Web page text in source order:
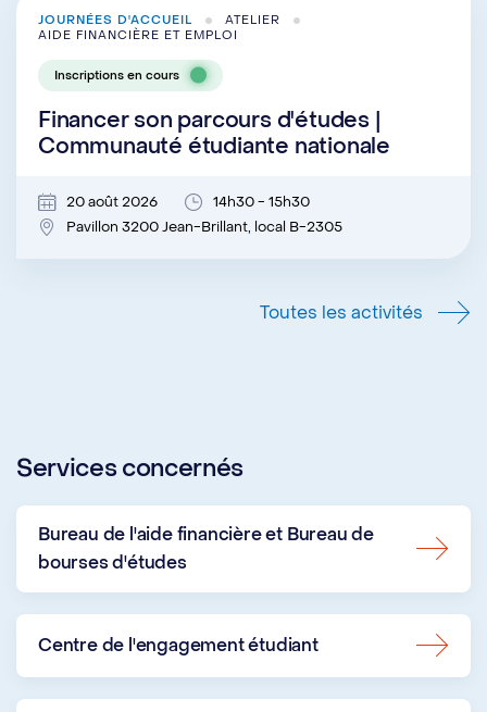
JOURNÉES D'ACCUEIL
ATELIER
AIDE FINANCIÈRE ET EMPLOI
Inscriptions en cours
Financer son parcours d'études |
Communauté étudiante nationale
20 août 2026
14h30 - 15h30
Pavillon 3200 Jean-Brillant, local B-2305
Toutes les activités
Services concernés
Bureau de l'aide financière et Bureau de
bourses d'études
Centre de l'engagement étudiant